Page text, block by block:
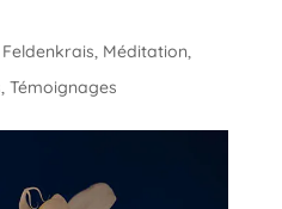
Feldenkrais, Méditation,
, Témoignages